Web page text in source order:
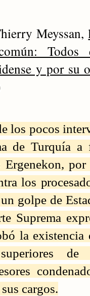
Meyssan,
y por su
los pocos
de Turquía
los
golpe de
Suprema
la
de
cargos.